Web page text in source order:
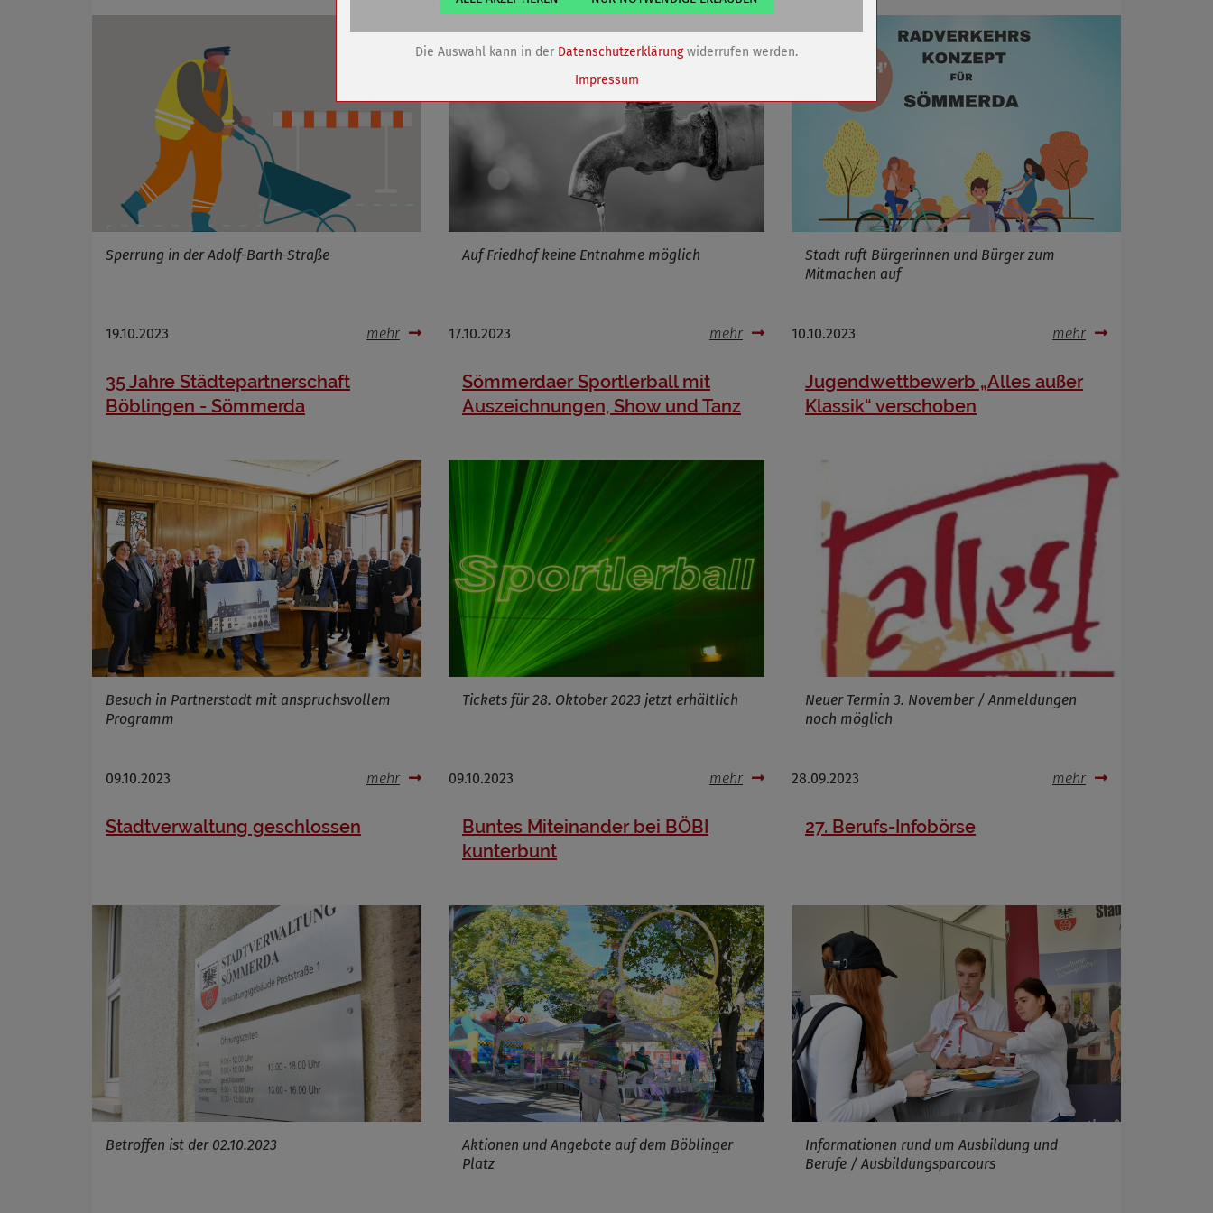
Sperrung in der Adolf-Barth-Straße
19.10.2023 mehr
Auf Friedhof keine Entnahme möglich
17.10.2023 mehr
Stadt ruft Bürgerinnen und Bürger zum
Mitmachen auf
10.10.2023 mehr
35 Jahre Städtepartnerschaft
Böblingen - Sömmerda
Besuch in Partnerstadt mit anspruchsvollem
Programm
09.10.2023 mehr
Sömmerdaer Sportlerball mit
Auszeichnungen, Show und Tanz
Tickets für 28. Oktober 2023 jetzt erhältlich
09.10.2023 mehr
Jugendwettbewerb „Alles außer
Klassik“ verschoben
Neuer Termin 3. November / Anmeldungen
noch möglich
28.09.2023 mehr
Stadtverwaltung geschlossen
Betroffen ist der 02.10.2023
Buntes Miteinander bei BÖBI
kunterbunt
Aktionen und Angebote auf dem Böblinger
Platz
27. Berufs-Infobörse
Informationen rund um Ausbildung und
Berufe / Ausbildungsparcours
Speichert die Einstellungen der Besucher bezüglich der Speicherung von
Cookies.
Cookies die bei der Verwendung von OpenStreetMaps gesetzt werden
_osm_totp_token
Infos schließen
Die Auswahl kann in der Datenschutzerklärungwiderrufen werden.
Impressum